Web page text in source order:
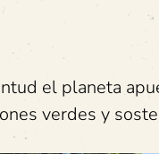
el planeta
verdes y